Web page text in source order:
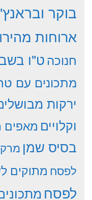
בוקר ובראנץ'
ארוחות
חנוכהט"ו
מתכונים עם
ירקות
וקלויים מאפים
בסיס שמן
לפסח מתוקים
לפסח